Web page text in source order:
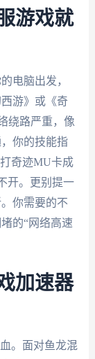
游戏就
电脑出发，
游》或《奇
绕路严重，像
你的技能指
奇迹MU卡成
开。更别提一
你需要的不
的“网络高速
加速器
。面对鱼龙混